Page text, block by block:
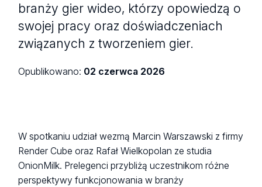
branży gier wideo, którzy opowiedzą o
swojej pracy oraz doświadczeniach
związanych z tworzeniem gier.
Opublikowano: 02 czerwca 2026
W spotkaniu udział wezmą Marcin Warszawski z firmy
Render Cube oraz Rafał Wielkopolan ze studia
OnionMilk. Prelegenci przybliżą uczestnikom różne
perspektywy funkcjonowania w branży